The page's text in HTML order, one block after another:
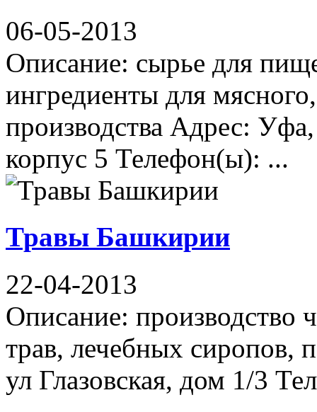
06-05-2013
Описание: сырье для
ингредиенты для
производства Адрес:
корпус 5 Телефон(ы): ...
Травы Башкирии
22-04-2013
Описание: производство
трав, лечебных
ул Глазовская, дом 1/3